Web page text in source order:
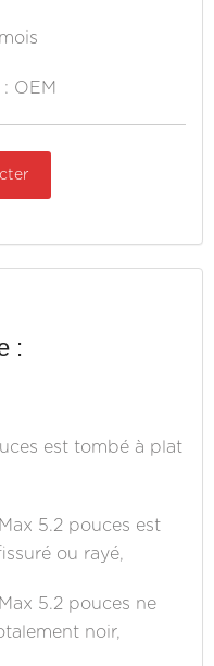
OEM
:
est tombé à plat
5.2 pouces est
ou rayé,
5.2 pouces ne
noir,